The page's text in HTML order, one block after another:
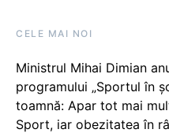
CELE MAI NOI
Ministrul Mihai Dimian
programului „Sportul în
toamnă: Apar tot mai
Sport, iar obezitatea în